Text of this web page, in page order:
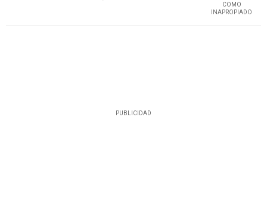
COMO
INAPROPIADO
PUBLICIDAD